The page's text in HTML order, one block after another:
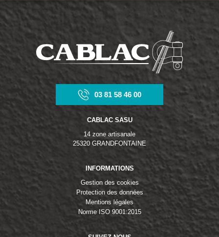
03 81 58 46 00
CABLAC SASU
14 zone artisanale
25320 GRANDFONTAINE
INFORMATIONS
Gestion des cookies
Protection des données
Mentions légales
Norme ISO 9001:2015